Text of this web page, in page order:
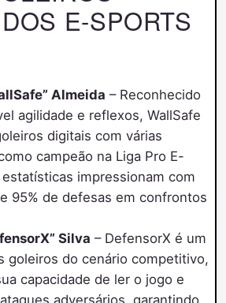
E-SPORTS
Almeida – Reconhecido
agilidade e reflexos, WallSafe
digitais com várias
campeão na Liga Pro E-
impressionam com
95% de defesas em confrontos
Silva – DefensorX é um
goleiros do cenário competitivo,
capacidade de ler o jogo e
adversários, garantindo